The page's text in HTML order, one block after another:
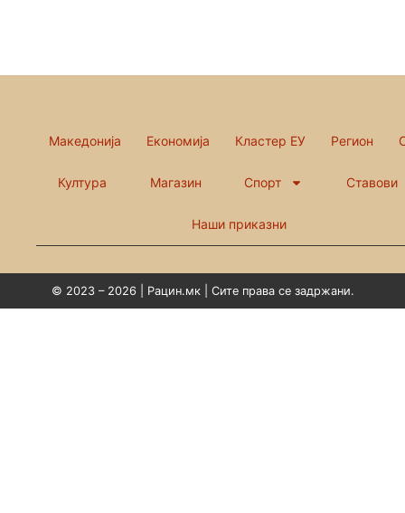
Македонија Економија Кластер ЕУ Регион
Култура Магазин Спорт Ставови
Наши приказни
© 2023 – 2026 | Рацин.мк | Сите права се задржани.